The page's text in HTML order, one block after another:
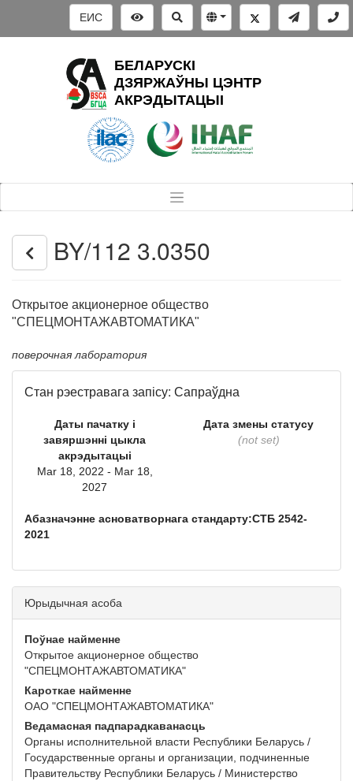
ЕИС
БЕЛАРУСКІ
ДЗЯРЖАЎНЫ ЦЭНТР
АКРЭДЫТАЦЫІ
BY/112 3.0350
Открытое акционерное общество
"СПЕЦМОНТАЖАВТОМАТИКА"
поверочная лаборатория
Стан рэестравага запісу: Сапраўдна
Даты пачатку і
завяршэнні цыкла
акрэдытацыі
Mar 18, 2022 - Mar 18,
2027
Дата змены статусу
(not set)
Абазначэнне асноватворнага стандарту:СТБ 2542-
2021
Юрыдычная асоба
Поўнае найменне
Открытое акционерное общество
"СПЕЦМОНТАЖАВТОМАТИКА"
Кароткае найменне
ОАО "СПЕЦМОНТАЖАВТОМАТИКА"
Ведамасная падпарадкаванасць
Органы исполнительной власти Республики Беларусь /
Государственные органы и организации, подчиненные
Правительству Республики Беларусь / Министерство